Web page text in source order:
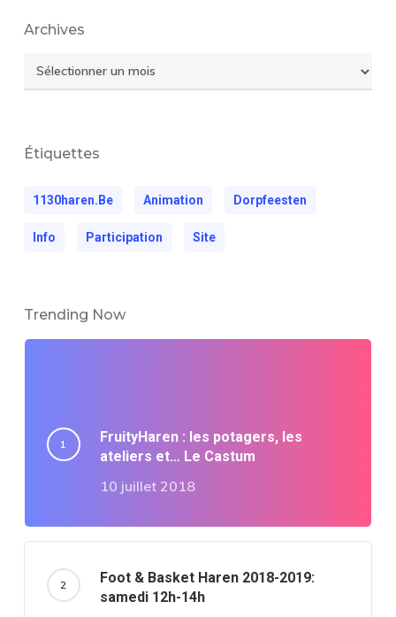
Archives
Archives
Étiquettes
1130haren.be Animation Dorpfeesten
Info Participation Site
Trending Now
FruityHaren : les potagers, les
ateliers et… Le Castum
10 juillet 2018
Foot & Basket Haren 2018-2019:
samedi 12h-14h